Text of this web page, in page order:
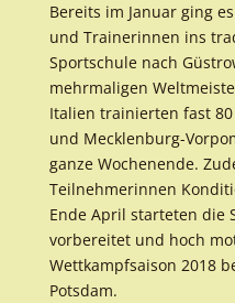
Bereits im Januar ging
und Trainerinnen ins
Sportschule nach
mehrmaligen
Italien trainierten fast
und Mecklenburg-
ganze Wochenende.
Teilnehmerinnen
Ende April starteten die
vorbereitet und hoch
Wettkampfsaison 2018
Potsdam.